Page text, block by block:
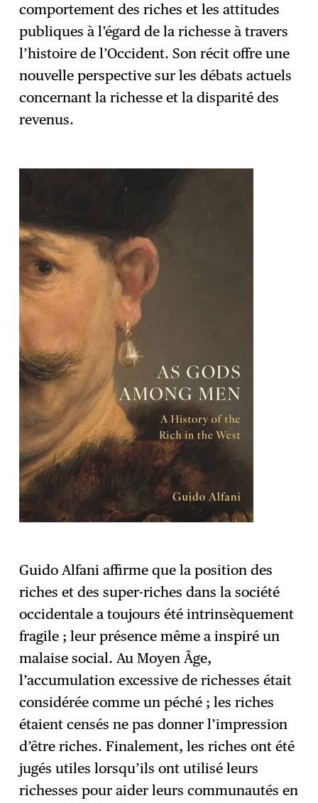
comportement des riches et les attitudes
publiques à l’égard de la richesse à travers
l’histoire de l’Occident. Son récit offre une
nouvelle perspective sur les débats actuels
concernant la richesse et la disparité des
revenus.
Guido Alfani affirme que la position des
riches et des super-riches dans la société
occidentale a toujours été intrinsèquement
fragile ; leur présence même a inspiré un
malaise social. Au Moyen Âge,
l’accumulation excessive de richesses était
considérée comme un péché ; les riches
étaient censés ne pas donner l’impression
d’être riches. Finalement, les riches ont été
jugés utiles lorsqu’ils ont utilisé leurs
richesses pour aider leurs communautés en